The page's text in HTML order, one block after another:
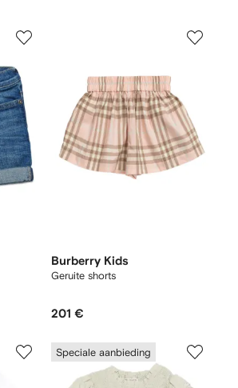
Burberry Kids
Geruite shorts
201 €
Speciale aanbieding